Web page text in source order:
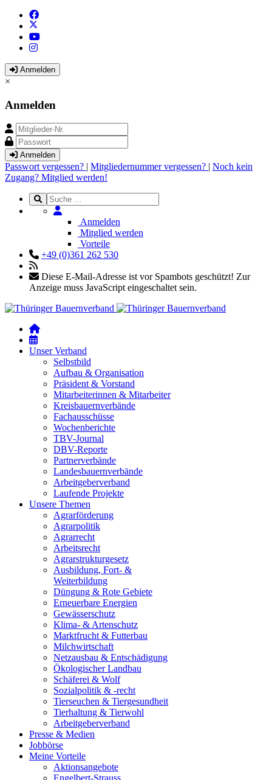
Anmelden
×
Anmelden
Anmelden
Passwort vergessen? | Mitgliedernummer vergessen? | Noch kein
Zugang? Mitglied werden!
Anmelden
Mitglied werden
Vorteile
+49 (0)361 262 530
Diese E-Mail-Adresse ist vor Spambots geschützt! Zur
Anzeige muss JavaScript eingeschaltet sein.
Unser Verband
Selbstbild
Aufbau & Organisation
Präsident & Vorstand
Mitarbeiterinnen & Mitarbeiter
Kreisbauernverbände
Fachausschüsse
Wochenberichte
TBV-Journal
DBV-Reporte
Partnerverbände
Landesbauernverbände
Arbeitgeberverband
Laufende Projekte
Unsere Themen
Agrarförderung
Agrarpolitik
Agrarrecht
Arbeitsrecht
Agrarstrukturgesetz
Ausbildung, Fort- &
Weiterbildung
Düngung & Rote Gebiete
Erneuerbare Energien
Gewässerschutz
Klima- & Artenschutz
Marktfrucht & Futterbau
Milchwirtschaft
Netzausbau & Entschädigung
Ökologischer Landbau
Schäferei & Wolf
Sozialpolitik & -recht
Tierseuchen & Tiergesundheit
Tierhaltung & Tierwohl
Arbeitgeberverband
Presse & Medien
Jobbörse
Meine Vorteile
Aktionsangebote